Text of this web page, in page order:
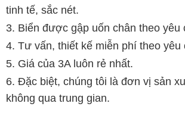
tinh tế, sắc nét.
Biển được gập uốn chân theo yêu
Tư vấn, thiết kế miễn phí theo yêu
Giá của 3A luôn rẻ nhất.
Đặc biệt, chúng tôi là đơn vị sản
không qua trung gian.